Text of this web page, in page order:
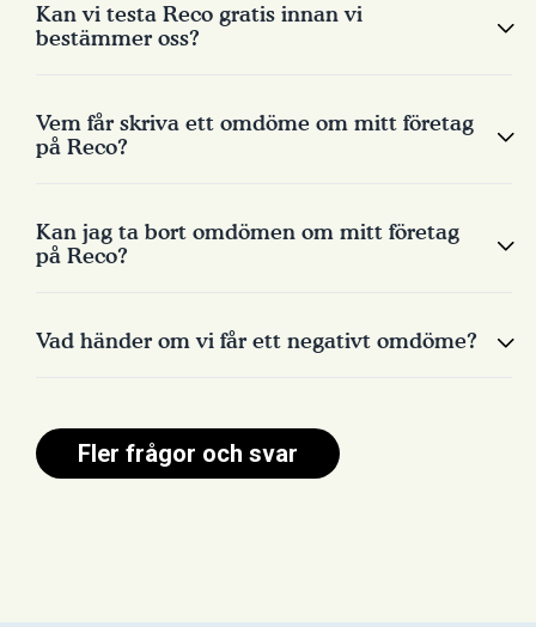
Kan vi testa Reco gratis innan vi
bestämmer oss?
Vem får skriva ett omdöme om mitt företag
på Reco?
Kan jag ta bort omdömen om mitt företag
på Reco?
Vad händer om vi får ett negativt omdöme?
Fler frågor och svar